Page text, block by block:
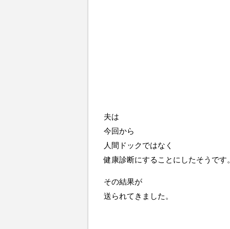
夫は
今回から
人間ドックではなく
健康診断にすることにしたそうです
その結果が
送られてきました。